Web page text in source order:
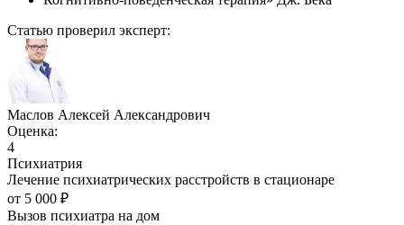
Статью проверил эксперт:
Маслов Алексей Александрович
Оценка:
4
Психиатрия
Лечение психиатрических расстройств в стационаре
от 5 000 ₽
Вызов психиатра на дом